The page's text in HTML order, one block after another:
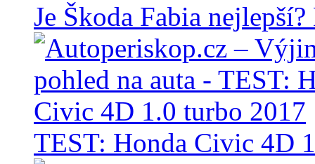
Je Škoda Fabia
TEST: Honda Civic 4D